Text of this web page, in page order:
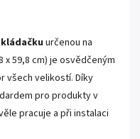
určenou na
x 59,8 cm) je osvědčeným
všech velikostí. Díky
pro produkty v
pracuje a při instalaci